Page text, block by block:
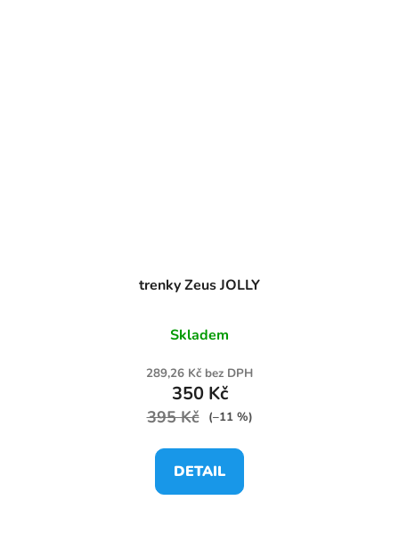
trenky Zeus JOLLY
Skladem
289,26 Kč bez DPH
350 Kč
395 Kč (–11 %)
DETAIL